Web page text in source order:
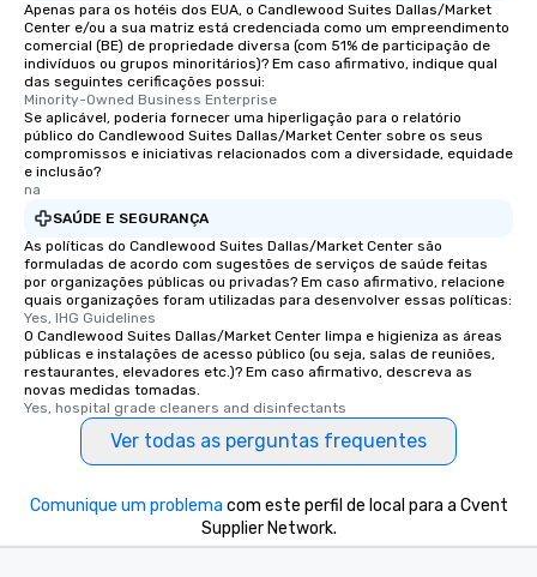
Apenas para os hotéis dos EUA, o Candlewood Suites Dallas/Market
Center e/ou a sua matriz está credenciada como um empreendimento
comercial (BE) de propriedade diversa (com 51% de participação de
indivíduos ou grupos minoritários)? Em caso afirmativo, indique qual
das seguintes cerificações possui:
Minority-Owned Business Enterprise
Se aplicável, poderia fornecer uma hiperligação para o relatório
público do Candlewood Suites Dallas/Market Center sobre os seus
compromissos e iniciativas relacionados com a diversidade, equidade
e inclusão?
na
SAÚDE E SEGURANÇA
As políticas do Candlewood Suites Dallas/Market Center são
formuladas de acordo com sugestões de serviços de saúde feitas
por organizações públicas ou privadas? Em caso afirmativo, relacione
quais organizações foram utilizadas para desenvolver essas políticas:
Yes, IHG Guidelines
O Candlewood Suites Dallas/Market Center limpa e higieniza as áreas
públicas e instalações de acesso público (ou seja, salas de reuniões,
restaurantes, elevadores etc.)? Em caso afirmativo, descreva as
novas medidas tomadas.
Yes, hospital grade cleaners and disinfectants
Ver todas as perguntas frequentes
Comunique um problema com este perfil de local para a Cvent
Supplier Network.